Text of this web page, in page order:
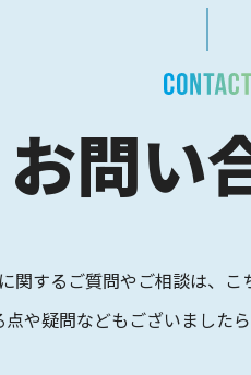
お問い
関するご質問やご相談は、 こ
や疑問などもございましたら